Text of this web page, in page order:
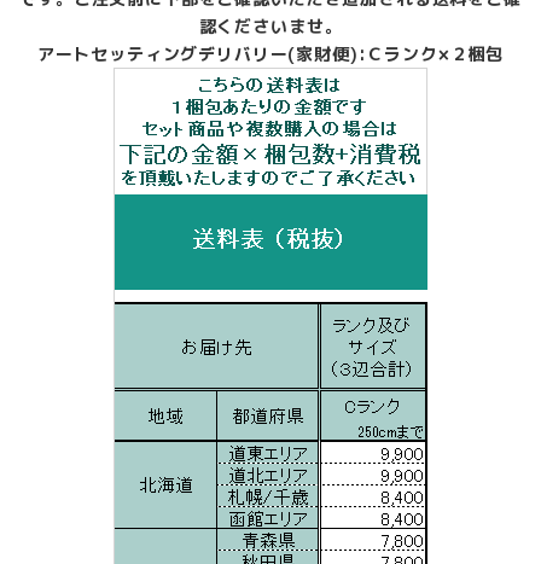
認くださいませ。
アートセッティングデリバリー(家財便):Ｃランク×２梱包